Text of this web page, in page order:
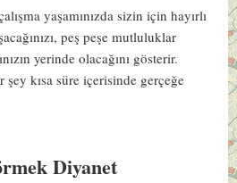
yaşamınızda sizin için hayırlı
peş peşe mutluluklar
yerinde olacağını gösterir.
kısa süre içerisinde gerçeğe
Diyanet